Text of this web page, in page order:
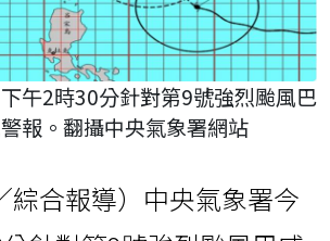
午2時30分針對第9號強烈颱風巴
報。翻攝中央氣象署網站
綜合報導）中央氣象署今